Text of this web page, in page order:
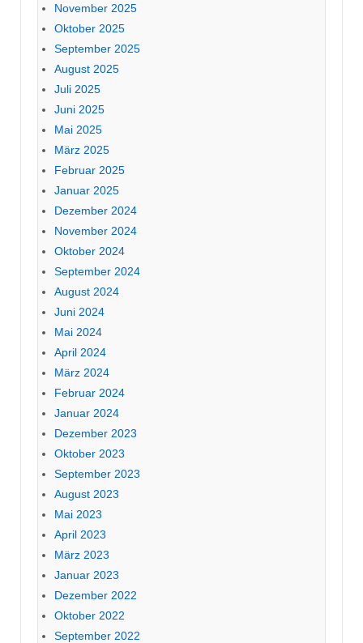
November 2025
Oktober 2025
September 2025
August 2025
Juli 2025
Juni 2025
Mai 2025
März 2025
Februar 2025
Januar 2025
Dezember 2024
November 2024
Oktober 2024
September 2024
August 2024
Juni 2024
Mai 2024
April 2024
März 2024
Februar 2024
Januar 2024
Dezember 2023
Oktober 2023
September 2023
August 2023
Mai 2023
April 2023
März 2023
Januar 2023
Dezember 2022
Oktober 2022
September 2022